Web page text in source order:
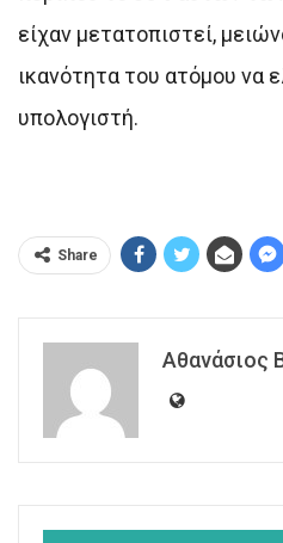
είχαν μετατοπιστεί,
ικανότητα του ατόμου να
υπολογιστή.
Share
Αθανάσιος